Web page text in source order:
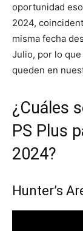
oportunidad
2024,
misma fecha
Julio, por lo
queden en
¿Cuáles
PS Plus
2024?
Hunter’s